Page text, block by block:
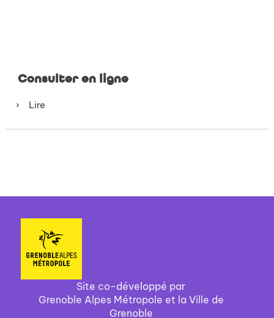
Consulter en ligne
Lire
Site co-développé par
Grenoble Alpes Métropole et la Ville de
Grenoble